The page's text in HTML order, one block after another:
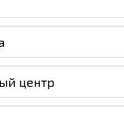
центр